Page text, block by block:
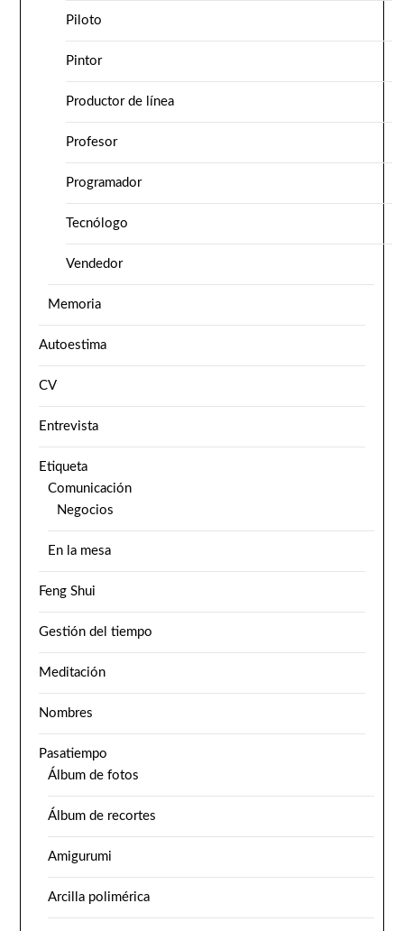
Piloto
Pintor
Productor de línea
Profesor
Programador
Tecnólogo
Vendedor
Memoria
Autoestima
CV
Entrevista
Etiqueta
Comunicación
Negocios
En la mesa
Feng Shui
Gestión del tiempo
Meditación
Nombres
Pasatiempo
Álbum de fotos
Álbum de recortes
Amigurumi
Arcilla polimérica